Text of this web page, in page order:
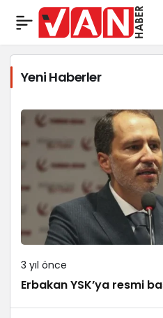
Yeni Haberler
3 yıl önce
Erbakan YSK’ya resmi